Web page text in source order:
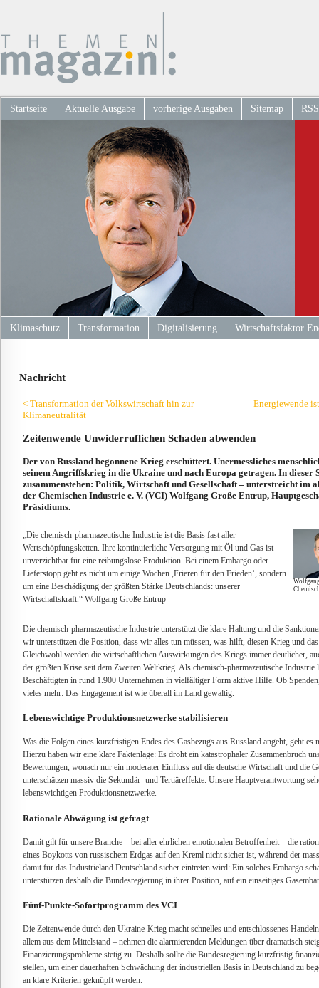
Startseite Aktuelle Ausgabe vorherige Ausgaben Sitemap RSS
Klimaschutz Transformation Digitalisierung Wirtschaftsfaktor
Nachricht
Energiewende
< Transformation der Volkswirtschaft hin zur
Klimaneutralität
Zeitenwende Unwiderruflichen Schaden abwenden
Der von Russland begonnene Krieg erschüttert. Unermessliches
seinem Angriffskrieg in die Ukraine und nach Europa getragen. In dieser
zusammenstehen: Politik, Wirtschaft und Gesellschaft – unterstreicht im
der Chemischen Industrie e. V. (VCI) Wolfgang Große Entrup,
Präsidiums.
„Die chemisch-pharmazeutische Industrie ist die Basis fast aller
Wertschöpfungsketten. Ihre kontinuierliche Versorgung mit Öl und Gas ist
unverzichtbar für eine reibungslose Produktion. Bei einem Embargo oder
Lieferstopp geht es nicht um einige Wochen ,Frieren für den Frieden‘, sondern
um eine Beschädigung der größten Stärke Deutschlands: unserer
Wirtschaftskraft.“ Wolfgang Große Entrup
Die chemisch-pharmazeutische Industrie unterstützt die klare Haltung und die
wir unterstützen die Position, dass wir alles tun müssen, was hilft, diesen Krieg und
Gleichwohl werden die wirtschaftlichen Auswirkungen des Kriegs immer deutlicher,
der größten Krise seit dem Zweiten Weltkrieg. Als chemisch-pharmazeutische
Beschäftigten in rund 1.900 Unternehmen in vielfältiger Form aktive Hilfe. Ob
vieles mehr: Das Engagement ist wie überall im Land gewaltig.
Lebenswichtige Produktionsnetzwerke stabilisieren
Was die Folgen eines kurzfristigen Endes des Gasbezugs aus Russland angeht, geht
Hierzu haben wir eine klare Faktenlage: Es droht ein katastrophaler Zusammenbruch
Bewertungen, wonach nur ein moderater Einfluss auf die deutsche Wirtschaft und die
unterschätzen massiv die Sekundär- und Tertiäreffekte. Unsere Hauptverantwortung
lebenswichtigen Produktionsnetzwerke.
Rationale Abwägung ist gefragt
Damit gilt für unsere Branche – bei aller ehrlichen emotionalen Betroffenheit – die
eines Boykotts von russischem Erdgas auf den Kreml nicht sicher ist, während der
damit für das Industrieland Deutschland sicher eintreten wird: Ein solches Embargo
unterstützen deshalb die Bundesregierung in ihrer Position, auf ein einseitiges
Fünf-Punkte-Sofortprogramm des VCI
Die Zeitenwende durch den Ukraine-Krieg macht schnelles und entschlossenes
allem aus dem Mittelstand – nehmen die alarmierenden Meldungen über dramatisch
Finanzierungsprobleme stetig zu. Deshalb sollte die Bundesregierung kurzfristig
stellen, um einer dauerhaften Schwächung der industriellen Basis in Deutschland zu
an klare Kriterien geknüpft werden.